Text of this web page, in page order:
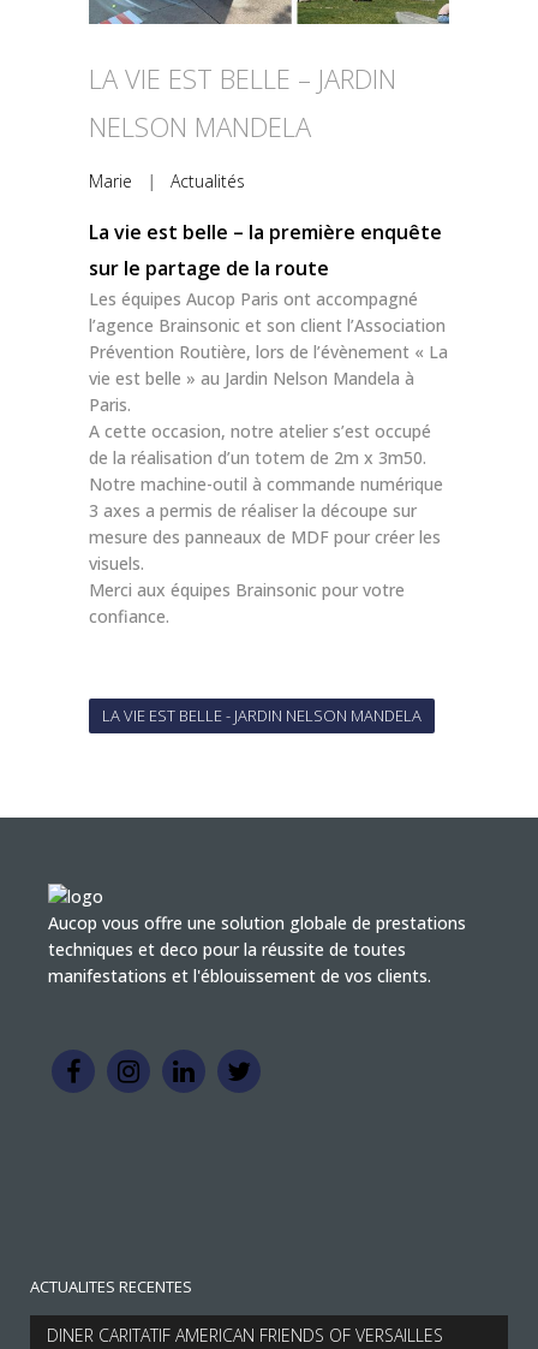
LA VIE EST BELLE – JARDIN
NELSON MANDELA
Marie | Actualités
La vie est belle – la première enquête
sur le partage de la route
Les équipes Aucop Paris ont accompagné
l’agence Brainsonic et son client l’Association
Prévention Routière, lors de l’évènement « La
vie est belle » au Jardin Nelson Mandela à
Paris.
A cette occasion, notre atelier s’est occupé
de la réalisation d’un totem de 2m x 3m50.
Notre machine-outil à commande numérique
3 axes a permis de réaliser la découpe sur
mesure des panneaux de MDF pour créer les
visuels.
Merci aux équipes Brainsonic pour votre
confiance.
LA VIE EST BELLE - JARDIN NELSON MANDELA
Aucop vous offre une solution globale de prestations
techniques et deco pour la réussite de toutes
manifestations et l'éblouissement de vos clients.
ACTUALITES RECENTES
DINER CARITATIF AMERICAN FRIENDS OF VERSAILLES